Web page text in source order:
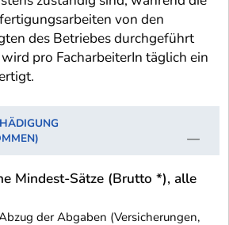
von den
des Betriebes durchgeführt
pro FacharbeiterIn täglich ein
Mindest-Sätze (Brutto *), alle
der Abgaben (Versicherungen,